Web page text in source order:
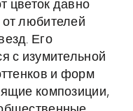
цветок давно
любителей
Его
с изумительной
и форм
композиции,